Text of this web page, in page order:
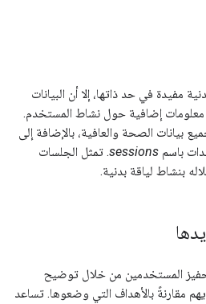
مفيدة في حد ذاتها، إلا أن البيانات
معلومات إضافية حول نشاط المستخدم.
بيانات الصحة والعافية، بالإضافة إلى
باسم sessions. تمثل الجلسات
بنشاط لياقة بدنية.
المستخدمين من خلال توضيح
مقارنةً بالأهداف التي وضعوها. تساعد